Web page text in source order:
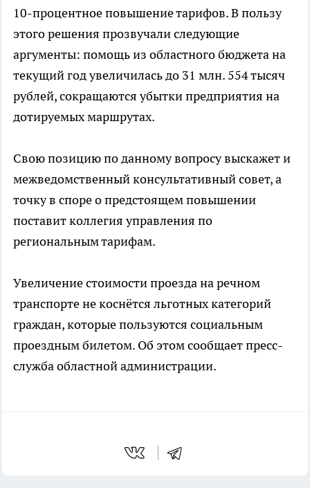
10-процентное повышение тарифов. В пользу
этого решения прозвучали следующие
аргументы: помощь из областного бюджета на
текущий год увеличилась до 31 млн. 554 тысяч
рублей, сокращаются убытки предприятия на
дотируемых маршрутах.
Свою позицию по данному вопросу выскажет и
межведомственный консультативный совет, а
точку в споре о предстоящем повышении
поставит коллегия управления по
региональным тарифам.
Увеличение стоимости проезда на речном
транспорте не коснётся льготных категорий
граждан, которые пользуются социальным
проездным билетом. Об этом сообщает пресс-
служба областной администрации.